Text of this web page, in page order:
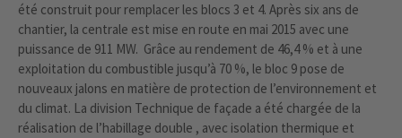
été construit pour remplacer les blocs 3 et 4. Après six ans de
chantier, la centrale est mise en route en mai 2015 avec une
puissance de 911 MW. Grâce au rendement de 46,4 % et à une
exploitation du combustible jusqu’à 70 %, le bloc 9 pose de
nouveaux jalons en matière de protection de l’environnement et
du climat. La division Technique de façade a été chargée de la
réalisation de l’habillage double , avec isolation thermique et